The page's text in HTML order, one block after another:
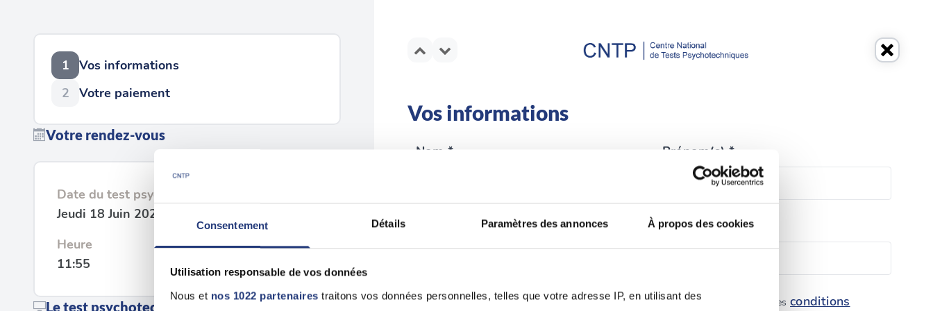
Consentement Détails Paramètres des annonces À propos des cookies
Utilisation responsable de vos données
Nous et nos 1022 partenaires traitons vos données personnelles, telles que votre adresse IP, en utilisant des
1
Vos informations
2
Votre paiement
Votre rendez-vous
Date du test psychotechnique
Jeudi 18 Juin 2026
Heure
11:55
Le test psychotechnique
Vos informations
Nom * Prénom(s) *
Téléphone *
En validant ce formulaire, j'accepte la politique de protection des données et lesconditions